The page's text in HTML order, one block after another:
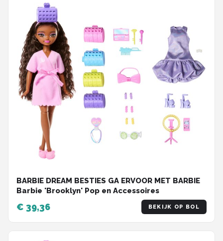
BARBIE DREAM BESTIES GA ERVOOR MET BARBIE
Barbie 'Brooklyn' Pop en Accessoires
€ 39,36 BEKIJK OP BOL